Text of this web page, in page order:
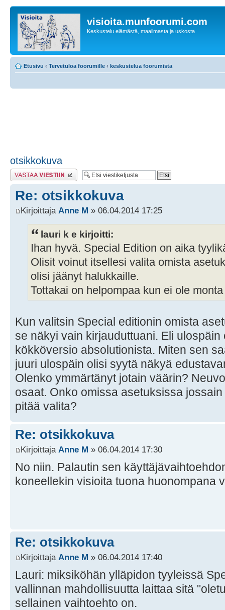
visioita.munfoorumi.com
Keskustelu elämästä, maailmasta ja uskosta
Etusivu ‹ Tervetuloa foorumille ‹ keskustelua foorumista
otsikkokuva
Lähetä vastaus
Re: otsikkokuva
Kirjoittaja Anne M » 06.04.2014 17:25
lauri k e kirjoitti:
Ihan hyvä. Special Edition on aika
Olisit voinut itsellesi valita omista
olisi jäänyt halukkaille.
Tottakai on helpompaa kun ei ole
Kun valitsin Special editionin omista
se näkyi vain kirjauduttuani. Eli
kökköversio absolutionista. Miten sen
juuri ulospäin olisi syytä näkyä
Olenko ymmärtänyt jotain väärin?
osaat. Onko omissa asetuksissa
pitää valita?
Re: otsikkokuva
Kirjoittaja Anne M » 06.04.2014 17:30
No niin. Palautin sen
koneellekin visioita tuona huonompana
Re: otsikkokuva
Kirjoittaja Anne M » 06.04.2014 17:40
Lauri: miksiköhän ylläpidon tyyleissä
vallinnan mahdollisuutta laittaa sitä
sellainen vaihtoehto on.